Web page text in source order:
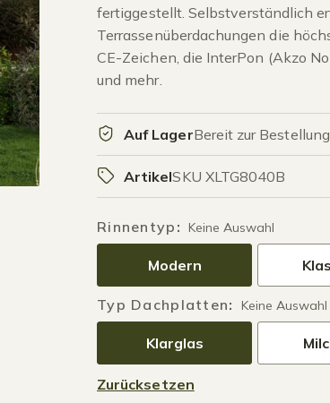
fertiggestellt. Selbstverständlich
Terrassenüberdachungen die
CE-Zeichen, die InterPon (Akzo
und mehr.
Auf LagerBereit zur Bestellung
ArtikelSKU XLTG8040B
Rinnentyp : Keine Auswahl
Modern
Typ Dachplatten: Keine Auswahl
Klarglas
Zurücksetzen